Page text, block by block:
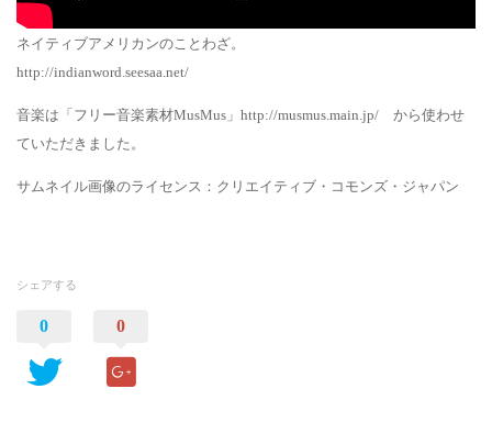
ネイティブアメリカンのことわざ。
http://indianword.seesaa.net/
音楽は「フリー音楽素材MusMus」http://musmus.main.jp/ から使わせ
ていただきました。
サムネイル画像のライセンス：クリエイティブ・コモンズ・ジャパン
シェアする
0 0